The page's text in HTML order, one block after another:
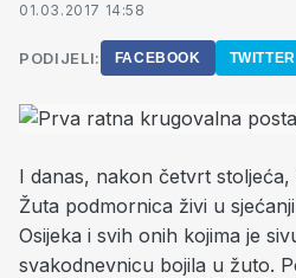
01.03.2017 14:58
PODIJELI: FACEBOOK TWITTER
I danas, nakon četvrt
Žuta podmornica živi u
Osijeka i svih onih kojima je
svakodnevnicu bojila u žuto.